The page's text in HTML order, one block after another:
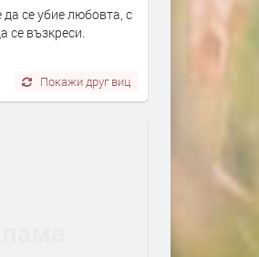
се убие любовта, с
се възкреси.
Покажи друг виц